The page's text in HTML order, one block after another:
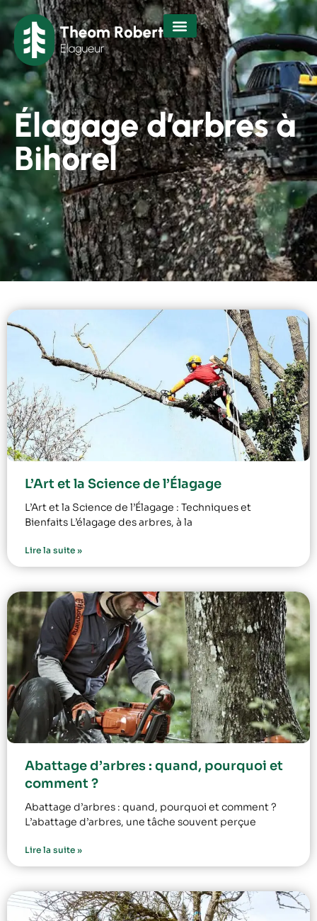
Élagage d’arbres à
Bihorel
L’Art et la Science de l’Élagage
L’Art et la Science de l’Élagage : Techniques et
Bienfaits L’élagage des arbres, à la
Lire la suite »
Abattage d’arbres : quand, pourquoi et
comment ?
Abattage d’arbres : quand, pourquoi et comment ?
L’abattage d’arbres, une tâche souvent perçue
Lire la suite »